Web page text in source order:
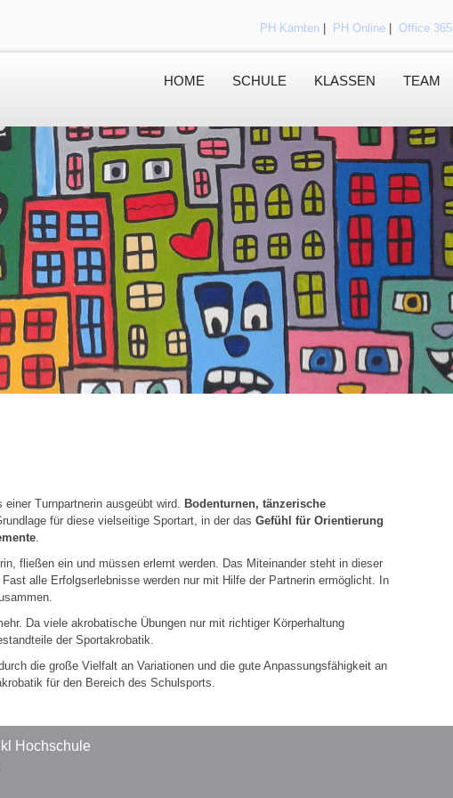
PH Kärnten PH Online Office 365
HOME SCHULE KLASSEN TEAM
Turnpartnerin ausgeübt wird. Bodenturnen, tänzerische
für diese vielseitige Sportart, in der das Gefühl für Orientierung
fließen ein und müssen erlernt werden. Das Miteinander steht in dieser
. Fast alle Erfolgserlebnisse werden nur mit Hilfe der Partnerin ermöglicht. In
Da viele akrobatische Übungen nur mit richtiger Körperhaltung
der Sportakrobatik.
die große Vielfalt an Variationen und die gute Anpassungsfähigkeit an
für den Bereich des Schulsports.
Hochschule